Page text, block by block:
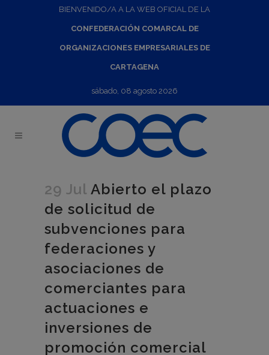
BIENVENIDO/A A LA WEB OFICIAL DE LA
CONFEDERACIÓN COMARCAL DE
ORGANIZACIONES EMPRESARIALES DE
CARTAGENA
sábado, 08 agosto 2026
29 Jul Abierto el plazo
de solicitud de
subvenciones para
federaciones y
asociaciones de
comerciantes para
actuaciones e
inversiones de
promoción comercial